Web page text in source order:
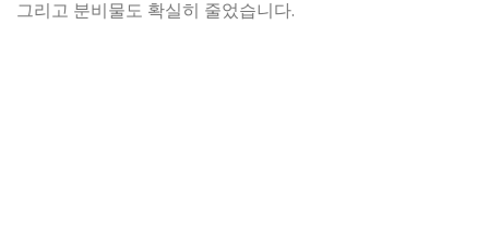
그리고 분비물도 확실히 줄었습니다.